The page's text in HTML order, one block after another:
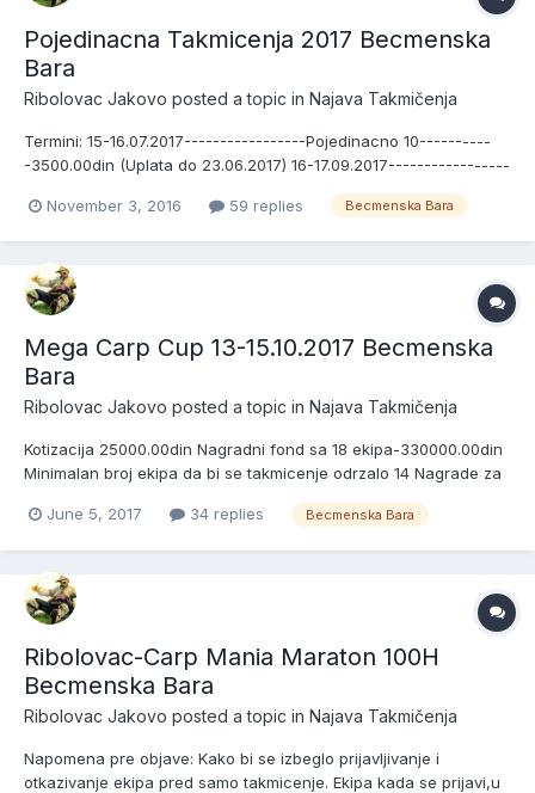
Pojedinacna Takmicenja 2017 Becmenska
Bara
Ribolovac Jakovo posted a topic in Najava Takmičenja
Termini: 15-16.07.2017-----------------Pojedinacno 10----------
-3500.00din (Uplata do 23.06.2017) 16-17.09.2017-----------------
22.10.2017-----------------Pojedinacno 12-----------3500.00din
November 3, 2016 59 replies Becmenska Bara
Mega Carp Cup 13-15.10.2017 Becmenska
Bara
Ribolovac Jakovo posted a topic in Najava Takmičenja
Kotizacija 25000.00din Nagradni fond sa 18 ekipa-330000.00din
Minimalan broj ekipa da bi se takmicenje odrzalo 14 Nagrade za
--------------------110000.00din 17 ekipa-------------------------
June 5, 2017 34 replies Becmenska Bara
Ribolovac-Carp Mania Maraton 100H
Becmenska Bara
Ribolovac Jakovo posted a topic in Najava Takmičenja
Napomena pre objave: Kako bi se izbeglo prijavljivanje i
otkazivanje ekipa pred samo takmicenje. Ekipa kada se prijavi,u